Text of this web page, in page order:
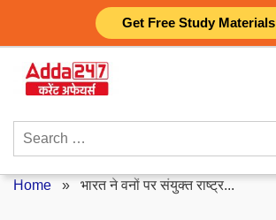
Get Free Study Materials
content
Search
Home » भारत ने वनों पर संयुक्त राष्ट्र...